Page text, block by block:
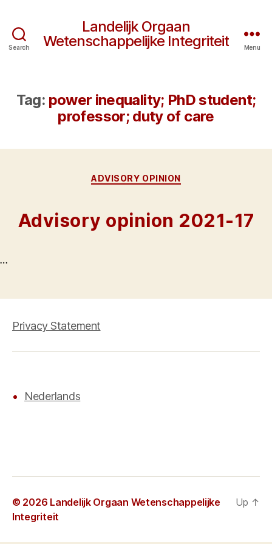
Search
Landelijk Orgaan
Wetenschappelijke Integriteit
Menu
Tag: power inequality; PhD student;
professor; duty of care
Categories
ADVISORY OPINION
Advisory opinion 2021-17
…
Privacy Statement
Nederlands
© 2026 Landelijk Orgaan Wetenschappelijke
Integriteit
Up ↑